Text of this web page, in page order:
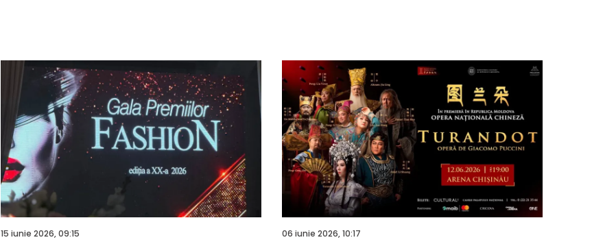
15 iunie 2026, 09:15 06 iunie 2026, 10:17